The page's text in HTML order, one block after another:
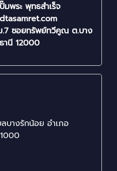
มพระ พุทธสำเร็จ
ซอยทรัพย์ทวีคูณ ต.บาง
านี 12000
บางรักน้อย อำเภอ